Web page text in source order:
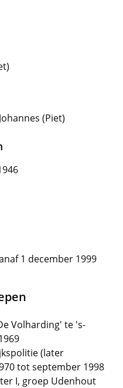
(Piet)
1 december 1999
Volharding' te 's-
(later
tot september 1998
I, groep Udenhout